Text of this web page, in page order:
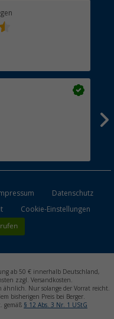
Datenschutz
Cookie-Einstellungen
ab 50 € innerhalb Deutschland,
zzgl. Versandkosten.
Nur solange der Vorrat reicht.
bisherigen Preis bei Berger.
gemäß § 12 Abs. 3 Nr. 1 UStG